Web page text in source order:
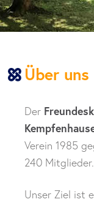
Über uns
Der
Verein 1985
240 Mitglieder.
Unser Ziel ist